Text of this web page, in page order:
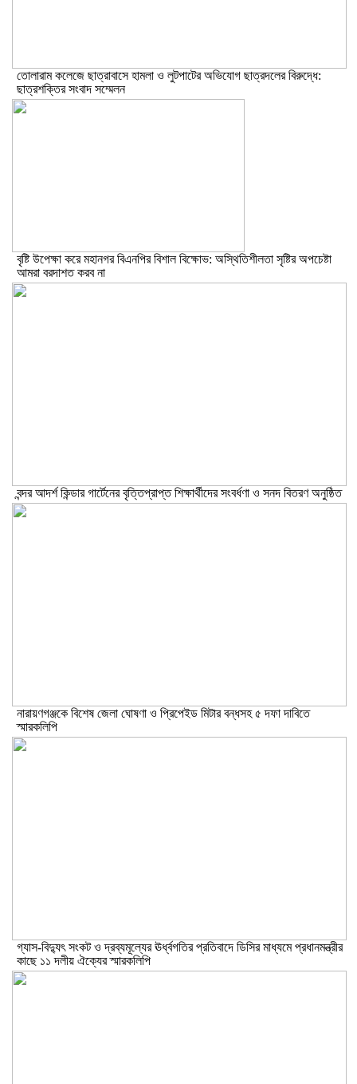
তোলারাম কলেজে ছাত্রাবাসে হামলা ও লুটপাটের অভিযোগ ছাত্রদলের বিরুদ্ধে:
ছাত্রশক্তির সংবাদ সম্মেলন
বৃষ্টি উপেক্ষা করে মহানগর বিএনপির বিশাল বিক্ষোভ: অস্থিতিশীলতা সৃষ্টির অপচেষ্টা
আমরা বরদাশত করব না
বন্দর আদর্শ কিন্ডার গার্টেনের বৃত্তিপ্রাপ্ত শিক্ষার্থীদের সংবর্ধণা ও সনদ বিতরণ অনুষ্ঠিত
নারায়ণগঞ্জকে বিশেষ জেলা ঘোষণা ও প্রিপেইড মিটার বন্ধসহ ৫ দফা দাবিতে
স্মারকলিপি
গ্যাস-বিদ্যুৎ সংকট ও দ্রব্যমূল্যের ঊর্ধ্বগতির প্রতিবাদে ডিসির মাধ্যমে প্রধানমন্ত্রীর
কাছে ১১ দলীয় ঐক্যের স্মারকলিপি